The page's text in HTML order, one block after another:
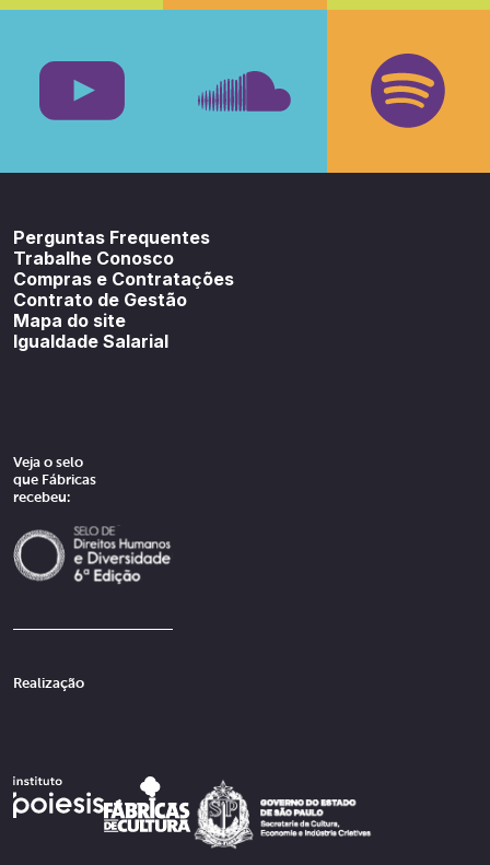
Facebook
Perguntas Frequentes
Trabalhe Conosco
Compras e Contratações
Contrato de Gestão
Mapa do site
Igualdade Salarial
Veja o selo
que Fábricas
recebeu:
Realização